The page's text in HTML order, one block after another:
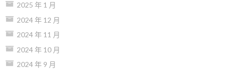
2025 年 1 月
2024 年 12 月
2024 年 11 月
2024 年 10 月
2024 年 9 月